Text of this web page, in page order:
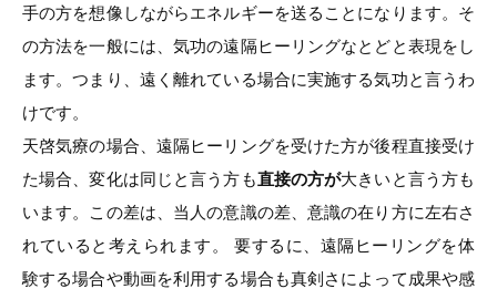
手の方を想像しながらエネルギーを送ることになります。そ
の方法を一般には、気功の遠隔ヒーリングなとどと表現をし
ます。つまり、遠く離れている場合に実施する気功と言うわ
けです。
天啓気療の場合、遠隔ヒーリングを受けた方が後程直接受け
た場合、変化は同じと言う方も直接の方が大きいと言う方も
います。この差は、当人の意識の差、意識の在り方に左右さ
れていると考えられます。 要するに、遠隔ヒーリングを体
験する場合や動画を利用する場合も真剣さによって成果や感